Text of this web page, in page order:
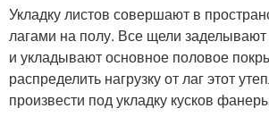
Укладку листов совершают в
лагами на полу. Все щели
и укладывают основное половое
распределить нагрузку от лаг этот
произвести под укладку кусков